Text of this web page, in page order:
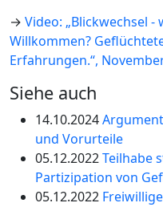
→ Video: „Blickwechsel
Willkommen?
Erfahrungen.“,
Siehe auch
14.10.2024
und Vorurteile
05.12.2022Teilhabe
Partizipation von
05.12.2022